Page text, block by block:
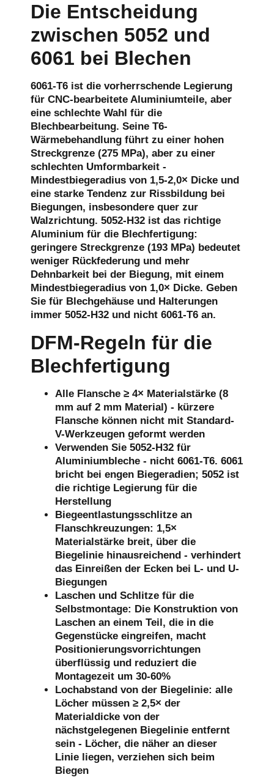
Die Entscheidung
zwischen 5052 und
6061 bei Blechen
6061-T6 ist die vorherrschende Legierung
für CNC-bearbeitete Aluminiumteile, aber
eine schlechte Wahl für die
Blechbearbeitung. Seine T6-
Wärmebehandlung führt zu einer hohen
Streckgrenze (275 MPa), aber zu einer
schlechten Umformbarkeit -
Mindestbiegeradius von 1,5-2,0× Dicke und
eine starke Tendenz zur Rissbildung bei
Biegungen, insbesondere quer zur
Walzrichtung. 5052-H32 ist das richtige
Aluminium für die Blechfertigung:
geringere Streckgrenze (193 MPa) bedeutet
weniger Rückfederung und mehr
Dehnbarkeit bei der Biegung, mit einem
Mindestbiegeradius von 1,0× Dicke. Geben
Sie für Blechgehäuse und Halterungen
immer 5052-H32 und nicht 6061-T6 an.
DFM-Regeln für die
Blechfertigung
Alle Flansche ≥ 4× Materialstärke (8
mm auf 2 mm Material) - kürzere
Flansche können nicht mit Standard-
V-Werkzeugen geformt werden
Verwenden Sie 5052-H32 für
Aluminiumbleche - nicht 6061-T6. 6061
bricht bei engen Biegeradien; 5052 ist
die richtige Legierung für die
Herstellung
Biegeentlastungsschlitze an
Flanschkreuzungen: 1,5×
Materialstärke breit, über die
Biegelinie hinausreichend - verhindert
das Einreißen der Ecken bei L- und U-
Biegungen
Laschen und Schlitze für die
Selbstmontage: Die Konstruktion von
Laschen an einem Teil, die in die
Gegenstücke eingreifen, macht
Positionierungsvorrichtungen
überflüssig und reduziert die
Montagezeit um 30-60%
Lochabstand von der Biegelinie: alle
Löcher müssen ≥ 2,5× der
Materialdicke von der
nächstgelegenen Biegelinie entfernt
sein - Löcher, die näher an dieser
Linie liegen, verziehen sich beim
Biegen